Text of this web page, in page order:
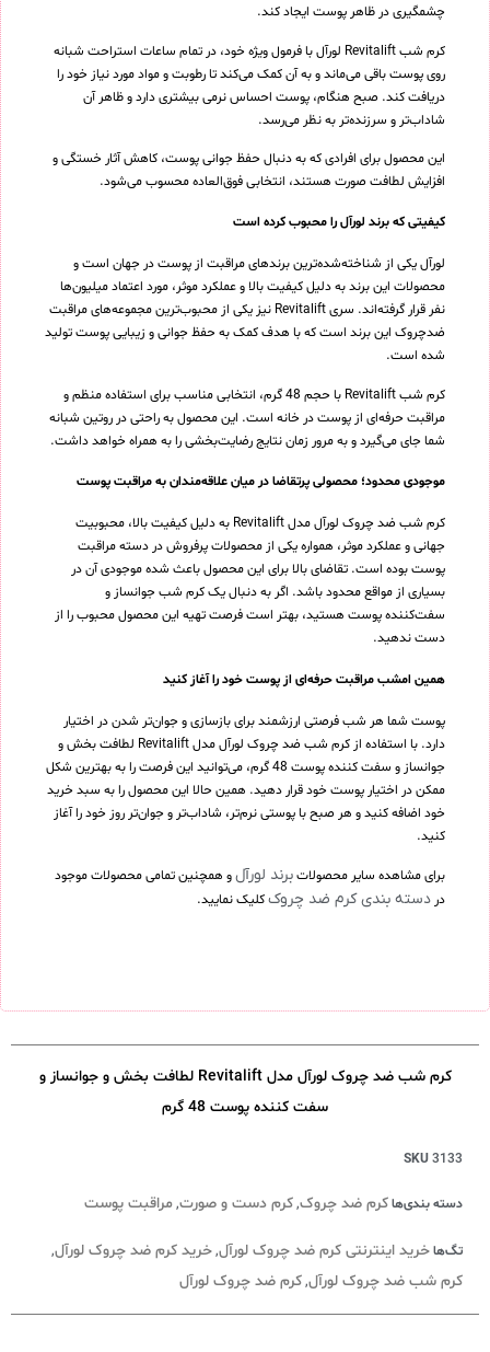
چشمگیری در ظاهر پوست ایجاد کند.
کرم شب Revitalift لورآل با فرمول ویژه خود، در تمام ساعات استراحت شبانه
روی پوست باقی می‌ماند و به آن کمک می‌کند تا رطوبت و مواد مورد نیاز خود را
دریافت کند. صبح هنگام، پوست احساس نرمی بیشتری دارد و ظاهر آن
شاداب‌تر و سرزنده‌تر به نظر می‌رسد.
این محصول برای افرادی که به دنبال حفظ جوانی پوست، کاهش آثار خستگی و
افزایش لطافت صورت هستند، انتخابی فوق‌العاده محسوب می‌شود.
کیفیتی که برند لورآل را محبوب کرده است
لورآل یکی از شناخته‌شده‌ترین برندهای مراقبت از پوست در جهان است و
محصولات این برند به دلیل کیفیت بالا و عملکرد موثر، مورد اعتماد میلیون‌ها
نفر قرار گرفته‌اند. سری Revitalift نیز یکی از محبوب‌ترین مجموعه‌های مراقبت
ضدچروک این برند است که با هدف کمک به حفظ جوانی و زیبایی پوست تولید
شده است.
کرم شب Revitalift با حجم 48 گرم، انتخابی مناسب برای استفاده منظم و
مراقبت حرفه‌ای از پوست در خانه است. این محصول به راحتی در روتین شبانه
شما جای می‌گیرد و به مرور زمان نتایج رضایت‌بخشی را به همراه خواهد داشت.
موجودی محدود؛ محصولی پرتقاضا در میان علاقه‌مندان به مراقبت پوست
کرم شب ضد چروک لورآل مدل Revitalift به دلیل کیفیت بالا، محبوبیت
جهانی و عملکرد موثر، همواره یکی از محصولات پرفروش در دسته مراقبت
پوست بوده است. تقاضای بالا برای این محصول باعث شده موجودی آن در
بسیاری از مواقع محدود باشد. اگر به دنبال یک کرم شب جوانساز و
سفت‌کننده پوست هستید، بهتر است فرصت تهیه این محصول محبوب را از
دست ندهید.
همین امشب مراقبت حرفه‌ای از پوست خود را آغاز کنید
پوست شما هر شب فرصتی ارزشمند برای بازسازی و جوان‌تر شدن در اختیار
دارد. با استفاده از کرم شب ضد چروک لورآل مدل Revitalift لطافت بخش و
جوانساز و سفت کننده پوست 48 گرم، می‌توانید این فرصت را به بهترین شکل
ممکن در اختیار پوست خود قرار دهید. همین حالا این محصول را به سبد خرید
خود اضافه کنید و هر صبح با پوستی نرم‌تر، شاداب‌تر و جوان‌تر روز خود را آغاز
کنید.
برای مشاهده سایر محصولاتبرند لورآلو همچنین تمامی محصولات موجود
در دسته بندی کرم ضد چروککلیک نمایید.
کرم شب ضد چروک لورآل مدل Revitalift لطافت بخش و جوانساز و
سفت کننده پوست 48 گرم
SKU3133
دسته بندی‌هاکرم ضد چروک,کرم دست و صورت,مراقبت پوست
تگ‌هاخرید اینترنتی کرم ضد چروک لورآل,خرید کرم ضد چروک لورآل,
کرم شب ضد چروک لورآل,کرم ضد چروک لورآل